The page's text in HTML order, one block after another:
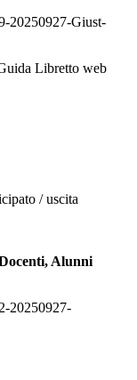
20250927-Giust-
Libretto web
/ uscita
Alunni
20250927-